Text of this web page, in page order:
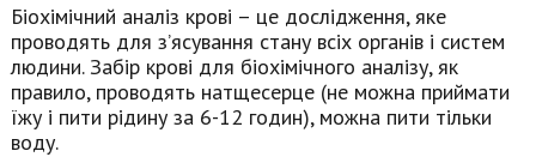
Біохімічний аналіз крові – це дослідження, яке
проводять для з’ясування стану всіх органів і систем
людини. Забір крові для біохімічного аналізу, як
правило, проводять натщесерце (не можна приймати
їжу і пити рідину за 6-12 годин), можна пити тільки
воду.